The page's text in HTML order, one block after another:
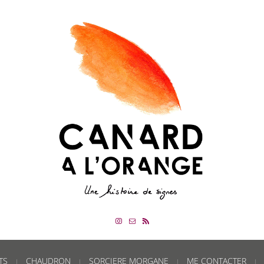
CHAUDRON SORCIERE MORGANE ME CONTACTER